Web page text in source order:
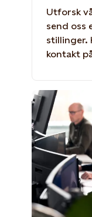
Utforsk
send oss
stillinger.
kontakt